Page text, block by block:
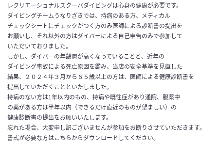
レクリエーショナルスクーバダイビングは心身の健康が必要です。
ダイビングチームうなりざきでは、持病のある方、メディカル
チェックシートにチェックがつく方のみ医師による診断書の提出を
お願いし、それ以外の方はダイバーによる自己申告のみで参加して
いただいておりました。
しかし、ダイバーの年齢層が高くなっていることと、近年の
ダイビング事故による死亡原因を鑑み、当店の安全基準を見直した
結果、２０２４年３月から６５歳以上の方は、医師による健康診断書を
提出していただくことといたしました。
持病のない方は1年以内のもの、持病や既往症があり通院、服薬中
の薬がある方は半年以内（できるだけ直近のものが望ましい）の
健康診断書の提出をお願いいたします。
忘れた場合、大変申し訳ございませんが参加をお断りさせていただきます。
書式が必要な方はこちらからダウンロードしてください。